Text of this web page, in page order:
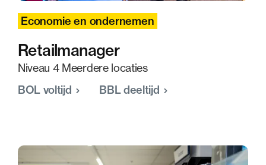
Retailmanager
Economie en ondernemen
Niveau 4 Meerdere locaties
BOL voltijd
BBL deeltijd